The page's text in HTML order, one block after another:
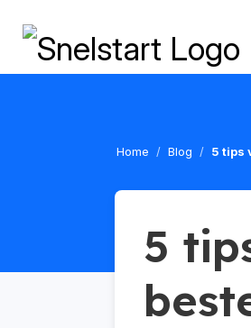
Home Blog 5 tips
5